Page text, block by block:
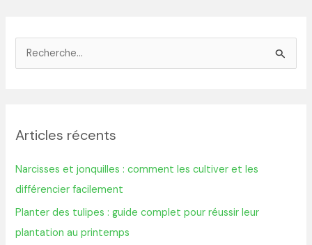
e
c
h
e
r
Articles récents
Narcisses et jonquilles : comment les cultiver et les
différencier facilement
Planter des tulipes : guide complet pour réussir leur
plantation au printemps